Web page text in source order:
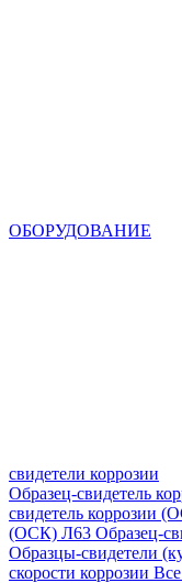
ОБОРУДОВАНИЕ
свидетели коррозии
Образец-свидетель
свидетель коррозии
(ОСК) Л63 Образец-
Образцы-свидетели
скорости коррозии